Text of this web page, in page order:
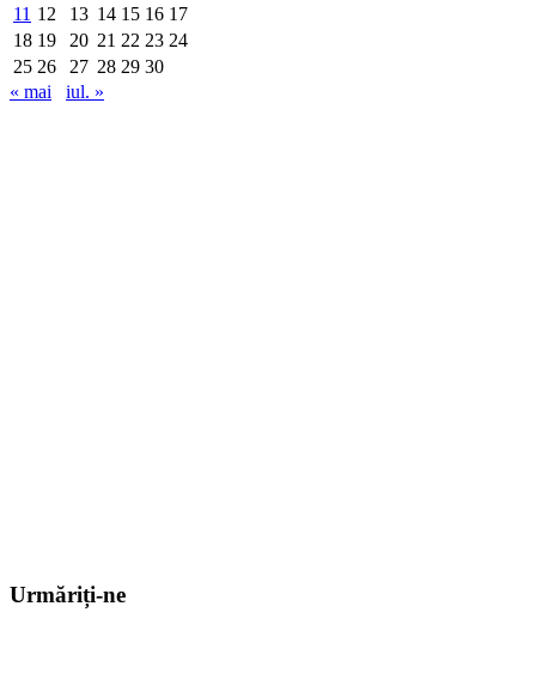
11 12 13 14 15 16 17
18 19 20 21 22 23 24
25 26 27 28 29 30
« mai
iul. »
Urmăriți-ne